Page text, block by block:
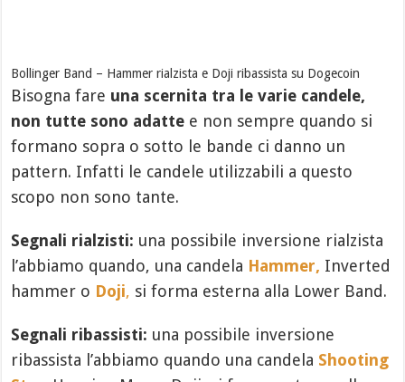
Bollinger Band – Hammer rialzista e Doji ribassista su Dogecoin
Bisogna fare una scernita tra le varie candele,
non tutte sono adatte e non sempre quando si
formano sopra o sotto le bande ci danno un
pattern. Infatti le candele utilizzabili a questo
scopo non sono tante.
Segnali rialzisti: una possibile inversione rialzista
l’abbiamo quando, una candela Hammer, Inverted
hammer o Doji, si forma esterna alla Lower Band.
Segnali ribassisti: una possibile inversione
ribassista l’abbiamo quando una candela Shooting